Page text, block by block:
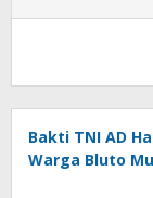
Bakti TNI AD
Warga Bluto